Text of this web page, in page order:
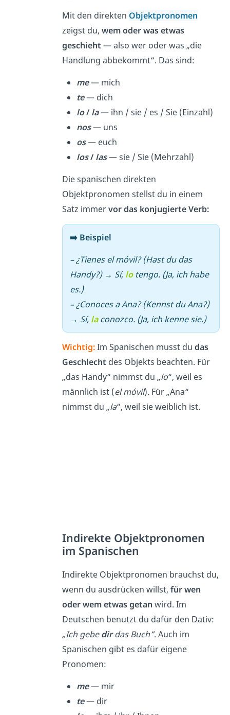
Mit den direkten Objektpronomen
zeigst du, wem oder wasetwas
geschieht — also wer oder was „die
Handlung abbekommt“. Das sind:
me— mich
te— dich
lo/ la— ihn / sie / es / Sie (Einzahl)
nos— uns
os— euch
los/ las— sie / Sie (Mehrzahl)
Die spanischen direkten
Objektpronomen stellst du in einem
Satz immervor das konjugierte Verb:
➡️ Beispiel
–¿Tienes el móvil? (Hast du das
Handy?) → Sí, lotengo. (Ja, ich habe
es.)
–¿Conoces a Ana? (Kennst du Ana?)
→ Sí, laconozco. (Ja, ich kenne sie.)
Wichtig:Im Spanischen musst du das
Geschlecht des Objekts beachten. Für
„das Handy“ nimmst du „lo“, weil es
männlich ist (el móvil). Für „Ana“
nimmst du „la“, weil sie weiblich ist.
Indirekte Objektpronomen
im Spanischen
Indirekte Objektpronomen brauchst du,
wenn du ausdrücken willst, für wen
oder wem etwas getan wird. Im
Deutschen benutzt du dafür den Dativ:
„Ich gebedirdas Buch“. Auch im
Spanischen gibt es dafür eigene
Pronomen:
me— mir
te— dir